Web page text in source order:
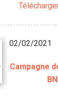
02/02/2021
Campagne